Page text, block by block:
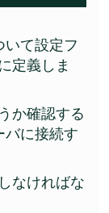
いて設定フ
定義しま
か確認する
バに接続す
なければな